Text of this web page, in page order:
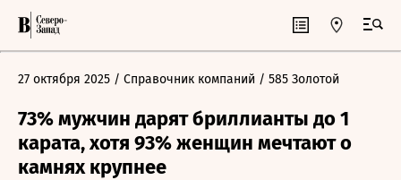
27 октября 2025 / Справочник компаний / 585 Золотой
73% мужчин дарят бриллианты до 1
карата, хотя 93% женщин мечтают о
камнях крупнее